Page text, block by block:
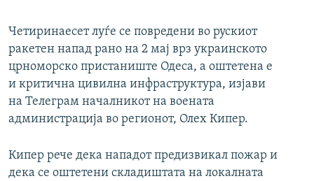
Четиринаесет луѓе се повредени во рускиот
ракетен напад рано на 2 мај врз украинското
црноморско пристаниште Одеса, а оштетена е
и критична цивилна инфраструктура, изјави
на Телеграм началникот на воената
администрација во регионот, Олех Кипер.
Кипер рече дека нападот предизвикал пожар и
дека се оштетени складиштата на локалната